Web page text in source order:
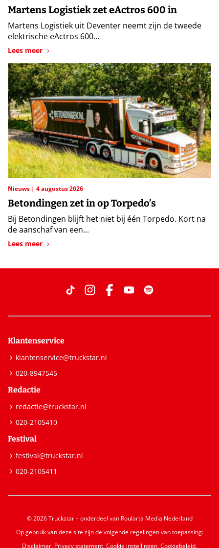
Martens Logistiek zet eActros 600 in
Martens Logistiek uit Deventer neemt zijn de tweede
elektrische eActros 600...
Lees meer
Nieuws 4 augustus 2026
Betondingen zet in op Torpedo’s
Bij Betondingen blijft het niet bij één Torpedo. Kort na
de aanschaf van een...
Lees meer
Klantenservice
klantenservice@truckstar.nl
020-8947545
Redactie
redactie@truckstar.nl
020-2105410
Festival
festival@truckstar.nl
020-2105411
© 2026 Truckstar – onderdeel van Roularta Media Nederland
Op gebruik van deze site zijn de volgende regelingen van toepassing:
Disclaimer, Privacy statement,Cookie instellingen,Cookiebeleid,